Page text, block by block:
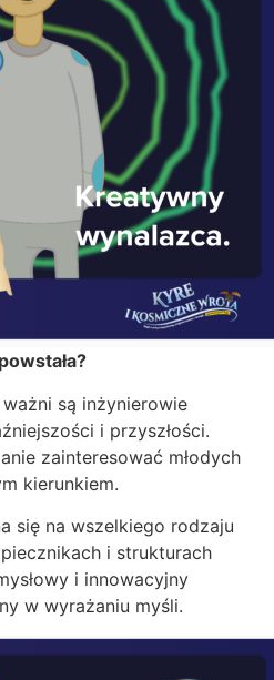
są inżynierowie
i przyszłości.
zainteresować młodych
kierunkiem.
się na wszelkiego rodzaju
i strukturach
i innowacyjny
w wyrażaniu myśli.